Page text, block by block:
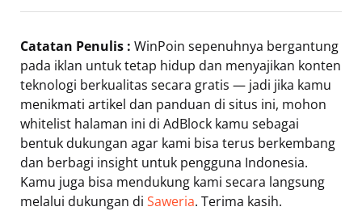
Catatan Penulis : WinPoin sepenuhnya bergantung
pada iklan untuk tetap hidup dan menyajikan konten
teknologi berkualitas secara gratis — jadi jika kamu
menikmati artikel dan panduan di situs ini, mohon
whitelist halaman ini di AdBlock kamu sebagai
bentuk dukungan agar kami bisa terus berkembang
dan berbagi insight untuk pengguna Indonesia.
Kamu juga bisa mendukung kami secara langsung
melalui dukungan di Saweria. Terima kasih.